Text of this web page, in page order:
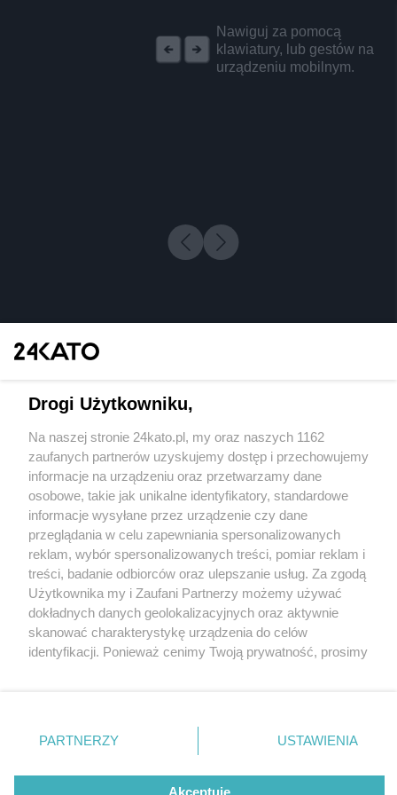
Nawiguj za pomocą
klawiatury, lub gestów na
urządzeniu mobilnym.
1 / 0
Wydawca mediów lokalnych
Nie zapomnij
zapoznać się z:
polityką prywatności regulamin korzystania z portali
Twojemiasto
Piekary Śląskie
Chorzów
Tarnowskie Góry
Gliwice
Skontakuj sięz nami
Kontakt
Wydawca
Redakcja
Drogi Użytkowniku,
Na naszej stronie 24kato.pl, my oraz naszych 1162
zaufanych partnerów uzyskujemy dostęp i przechowujemy
informacje na urządzeniu oraz przetwarzamy dane
osobowe, takie jak unikalne identyfikatory, standardowe
informacje wysyłane przez urządzenie czy dane
przeglądania w celu zapewniania spersonalizowanych
reklam, wybór spersonalizowanych treści, pomiar reklam i
treści, badanie odbiorców oraz ulepszanie usług. Za zgodą
Użytkownika my i Zaufani Partnerzy możemy używać
dokładnych danych geolokalizacyjnych oraz aktywnie
skanować charakterystykę urządzenia do celów
identyfikacji. Ponieważ cenimy Twoją prywatność, prosimy
prywatności znajdujący się w lewym dolnym rogu strony
. Niektóre rodzaje przetwarzania danych nie wymagają
zgody użytkownika, ale masz prawo sprzeciwić się
takiemu przetwarzaniu. Preferencje będą miały
PARTNERZY USTAWIENIA
Akceptuję